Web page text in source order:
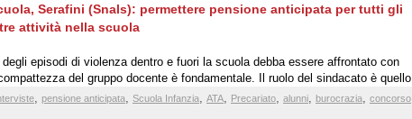
Serafini (Snals): permettere pensione anticipata per tutti gli
attività nella scuola
episodi di violenza dentro e fuori la scuola debba essere affrontato con
del gruppo docente è fondamentale. Il ruolo del sindacato è quello
prendendo in carico ogni aspetto delle singole situazioni professionali e
, pensione anticipata, Scuola Infanzia, ATA, Precariato, alunni, burocrazia, concorso